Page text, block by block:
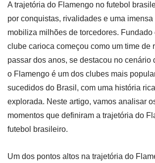
A trajetória do Flamengo no futebol
por conquistas, rivalidades e uma
mobiliza milhões de torcedores. Fundado
clube carioca começou como um time de
passar dos anos, se destacou no cenário
o Flamengo é um dos clubes mais
sucedidos do Brasil, com uma história
explorada. Neste artigo, vamos analisar
momentos que definiram a trajetória do
futebol brasileiro.
Um dos pontos altos na trajetória do